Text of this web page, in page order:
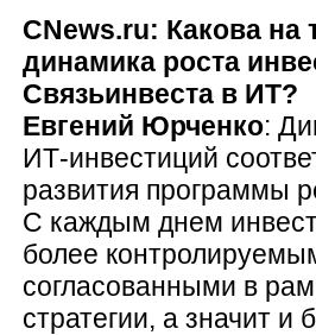
CNews.ru: Какова на
динамика роста
Связьинвеста в ИТ?
Евгений Юрченко:
ИТ-инвестиций
развития программы
С каждым днем
более
согласованными в
стратегии, а значит